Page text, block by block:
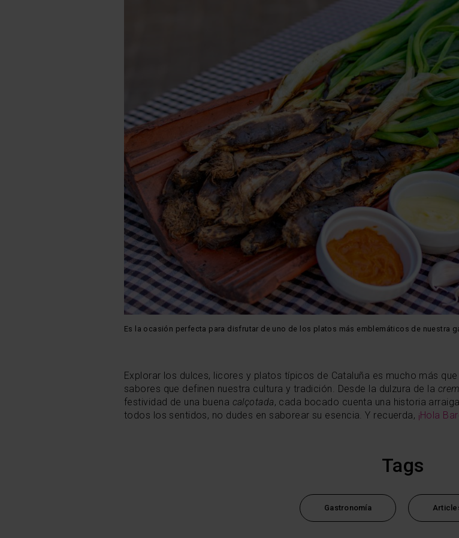
Es la ocasión perfecta para disfrutar de uno de los platos más emblemáticos de nuestra
Explorar los dulces, licores y platos típicos de Cataluña es mucho más
sabores que definen nuestra cultura y tradición. Desde la dulzura de la
festividad de una buena calçotada, cada bocado cuenta una historia
todos los sentidos, no dudes en saborear su esencia. Y recuerda, ¡Hola
Tags
Gastronomía